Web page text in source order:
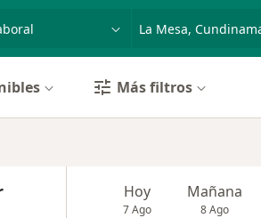
enfermedad o nombre
Más filtros
Hoy
7 Ago
Mañana
8 Ago